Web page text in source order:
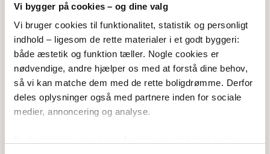
Vi bygger på cookies – og dine valg
Vi bruger cookies til funktionalitet, statistik og personligt
indhold – ligesom de rette materialer i et godt byggeri:
både æstetik og funktion tæller. Nogle cookies er
nødvendige, andre hjælper os med at forstå dine behov,
så vi kan matche dem med de rette boligdrømme. Derfor
deles oplysninger også med partnere inden for sociale
medier, annoncering og analyse.
Pris:4.195.000,-DKK
Areal:172 m²
Udstillingshus